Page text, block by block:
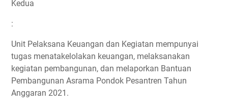
Kedua
:
Unit Pelaksana Keuangan dan Kegiatan mempunyai
tugas menatakelolakan keuangan, melaksanakan
kegiatan pembangunan, dan melaporkan Bantuan
Pembangunan Asrama Pondok Pesantren Tahun
Anggaran 2021.